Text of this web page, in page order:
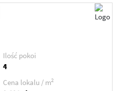
Ilość pokoi
4
Cena lokalu / m2